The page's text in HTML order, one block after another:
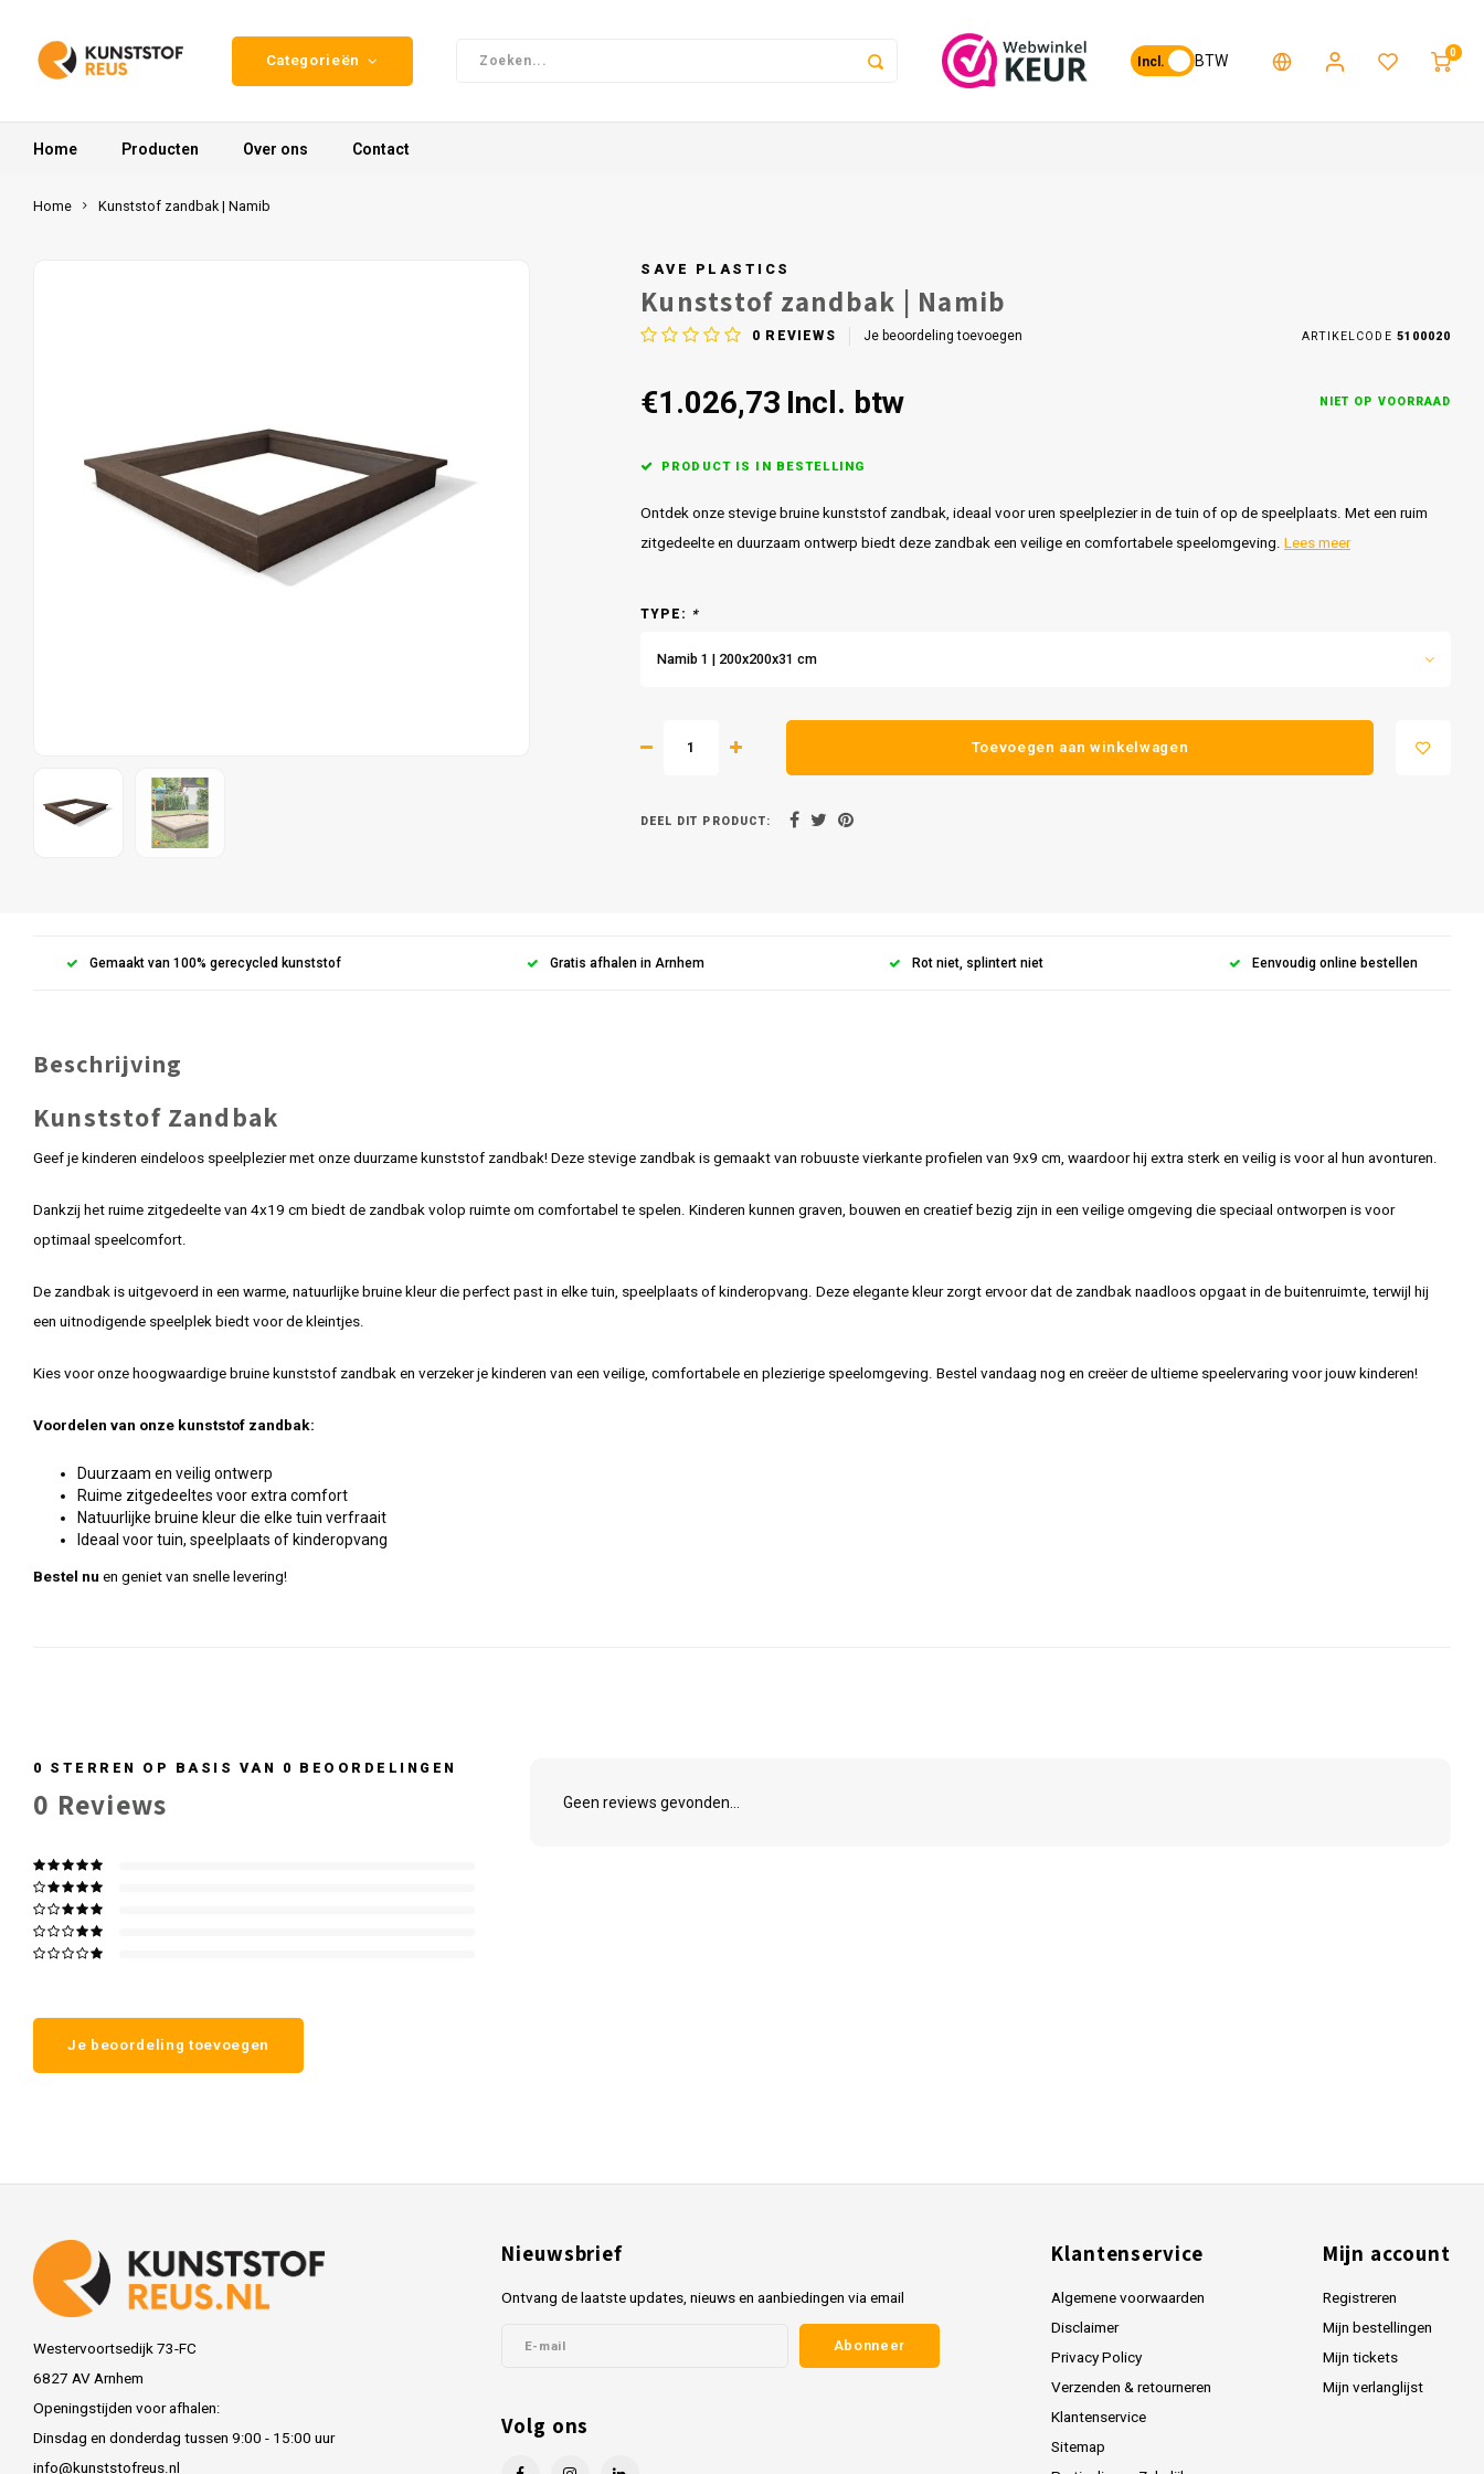
Categorieën Incl. BTW 0
Home Producten Over ons Contact
Home Kunststof zandbak | Namib
SAVE PLASTICS
Kunststof zandbak | Namib
0 REVIEWS Je beoordeling toevoegen ARTIKELCODE 5100020
€1.026,73 Incl. btw NIET OP VOORRAAD
PRODUCT IS IN BESTELLING
Ontdek onze stevige bruine kunststof zandbak, ideaal voor uren speelplezier in de tuin of op de speelplaats. Met een ruim
zitgedeelte en duurzaam ontwerp biedt deze zandbak een veilige en comfortabele speelomgeving. Lees meer
TYPE: *
Namib 1 | 200x200x31 cm
Toevoegen aan winkelwagen
DEEL DIT PRODUCT:
Gemaakt van 100% gerecycled kunststof Gratis afhalen in Arnhem Rot niet, splintert niet Eenvoudig online bestellen
Beschrijving
Kunststof Zandbak
Geef je kinderen eindeloos speelplezier met onze duurzame kunststof zandbak! Deze stevige zandbak is gemaakt van robuuste vierkante profielen van 9x9 cm, waardoor hij extra sterk en veilig is voor al hun avonturen.
Dankzij het ruime zitgedeelte van 4x19 cm biedt de zandbak volop ruimte om comfortabel te spelen. Kinderen kunnen graven, bouwen en creatief bezig zijn in een veilige omgeving die speciaal ontworpen is voor
optimaal speelcomfort.
De zandbak is uitgevoerd in een warme, natuurlijke bruine kleur die perfect past in elke tuin, speelplaats of kinderopvang. Deze elegante kleur zorgt ervoor dat de zandbak naadloos opgaat in de buitenruimte, terwijl hij
een uitnodigende speelplek biedt voor de kleintjes.
Kies voor onze hoogwaardige bruine kunststof zandbak en verzeker je kinderen van een veilige, comfortabele en plezierige speelomgeving. Bestel vandaag nog en creëer de ultieme speelervaring voor jouw kinderen!
Voordelen van onze kunststof zandbak:
Duurzaam en veilig ontwerp
Ruime zitgedeeltes voor extra comfort
Natuurlijke bruine kleur die elke tuin verfraait
Ideaal voor tuin, speelplaats of kinderopvang
Bestel nu en geniet van snelle levering!
0 STERREN OP BASIS VAN 0 BEOORDELINGEN
0 Reviews
Je beoordeling toevoegen
Geen reviews gevonden...
Westervoortsedijk 73-FC
6827 AV Arnhem
Openingstijden voor afhalen:
Dinsdag en donderdag tussen 9:00 - 15:00 uur
info@kunststofreus.nl
Nieuwsbrief
Ontvang de laatste updates, nieuws en aanbiedingen via email
Abonneer
Volg ons
Klantenservice
Algemene voorwaarden
Disclaimer
Privacy Policy
Verzenden & retourneren
Klantenservice
Sitemap
Mijn account
Registreren
Mijn bestellingen
Mijn tickets
Mijn verlanglijst